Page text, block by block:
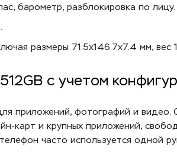
барометр, разблокировка по лицу.
размеры 71.5x146.7x7.4 мм, вес
с учетом
приложений, фотографий и
карт и крупных приложений,
часто используется одной